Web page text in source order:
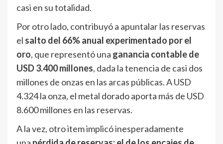
casi en su totalidad.
Por otro lado, contribuyó a apuntalar las reservas
el salto del 66% anual experimentado por el
oro, que representó una ganancia contable de
USD 3.400 millones, dada la tenencia de casi dos
millones de onzas en las arcas públicas. A USD
4.324 la onza, el metal dorado aporta más de USD
8.600 millones en las reservas.
A la vez, otro item implicó inesperadamente